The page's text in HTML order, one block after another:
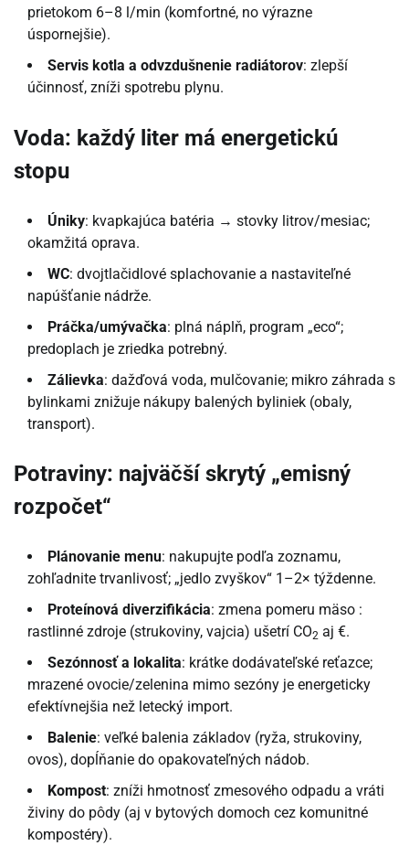
prietokom 6–8 l/min (komfortné, no výrazne
úspornejšie).
Servis kotla a odvzdušnenie radiátorov: zlepší
účinnosť, zníži spotrebu plynu.
Voda: každý liter má energetickú
stopu
Úniky: kvapkajúca batéria → stovky litrov/mesiac;
okamžitá oprava.
WC: dvojtlačidlové splachovanie a nastaviteľné
napúšťanie nádrže.
Práčka/umývačka: plná náplň, program „eco“;
predoplach je zriedka potrebný.
Zálievka: dažďová voda, mulčovanie; mikro záhrada s
bylinkami znižuje nákupy balených byliniek (obaly,
transport).
Potraviny: najväčší skrytý „emisný
rozpočet“
Plánovanie menu: nakupujte podľa zoznamu,
zohľadnite trvanlivosť; „jedlo zvyškov“ 1–2× týždenne.
Proteínová diverzifikácia: zmena pomeru mäso :
rastlinné zdroje (strukoviny, vajcia) ušetrí CO2 aj €.
Sezónnosť a lokalita: krátke dodávateľské reťazce;
mrazené ovocie/zelenina mimo sezóny je energeticky
efektívnejšia než letecký import.
Balenie: veľké balenia základov (ryža, strukoviny,
ovos), dopĺňanie do opakovateľných nádob.
Kompost: zníži hmotnosť zmesového odpadu a vráti
živiny do pôdy (aj v bytových domoch cez komunitné
kompostéry).